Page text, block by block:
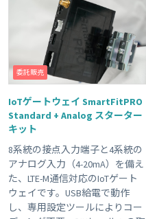
委託販売
IoTゲートウェイ SmartFitPRO
Standard + Analog スターター
キット
8系統の接点入力端子と4系統の
アナログ入力（4-20mA）を備え
た、LTE-M通信対応のIoTゲート
ウェイです。USB給電で動作
し、専用設定ツールによりコー